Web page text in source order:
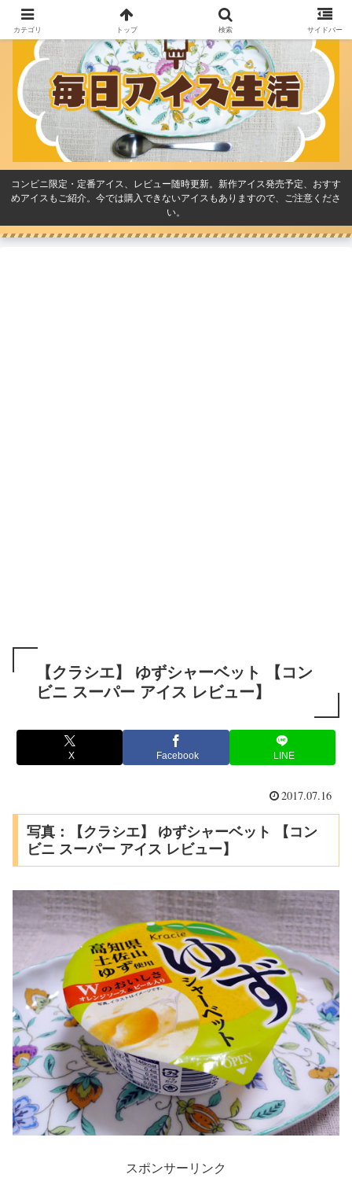
コンビニ限定・定番アイス、レビュー随時更新。新作アイス発売予定、おすす
めアイスもご紹介。今では購入できないアイスもありますので、ご注意くださ
い。
【クラシエ】 ゆずシャーベット 【コン
ビニ スーパー アイス レビュー】
X Facebook LINE
2017.07.16
写真：【クラシエ】 ゆずシャーベット 【コン
ビニ スーパー アイス レビュー】
スポンサーリンク
カテゴリ トップ 検索 サイドバー